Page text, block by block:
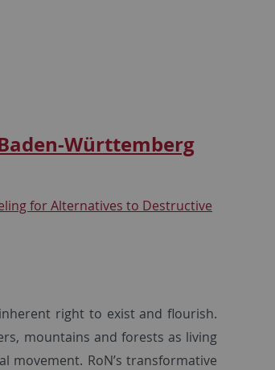
Württemberg
for Alternatives to Destructive
right to exist and flourish.
mountains and forests as living
RoN’s transformative